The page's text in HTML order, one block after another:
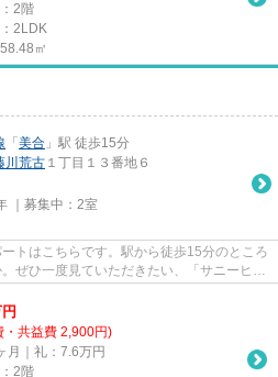
2階
2LDK
㎡
「 美合 」駅 徒歩15分
川荒古 １丁目１３番地６
｜募集中： 2室
トはこちらです。駅から徒歩15分のところ
ぜひ一度見ていただきたい、「サニーヒ
円
・共益費 2,900円)
月｜礼：7.6万円
2階